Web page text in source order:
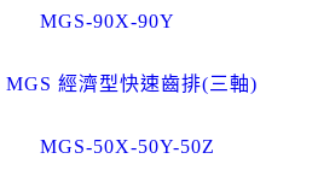
MGS-90X-90Y
▌MGS 經濟型快速齒排(三軸)
MGS-50X-50Y-50Z